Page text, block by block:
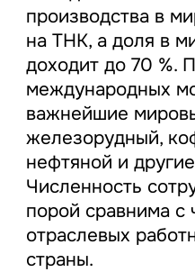
производства в
на ТНК, а доля в
доходит до 70 %.
международных
важнейшие
железорудный,
нефтяной и
Численность
порой сравнима с
отраслевых
страны.